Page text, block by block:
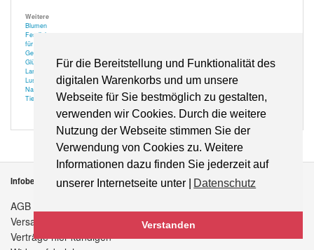
Für die Bereitstellung und Funktionalität des
digitalen Warenkorbs und um unsere
Webseite für Sie bestmöglich zu gestalten,
verwenden wir Cookies. Durch die weitere
Nutzung der Webseite stimmen Sie der
Verwendung von Cookies zu. Weitere
Informationen dazu finden Sie jederzeit auf
unserer Internetseite unter |
Datenschutz
Verstanden
Weitere
Blumen
Festlich
für Optiker
Gehör
Glücksbringer
Landschaft
Lustiges
Natur
Tiere
Infobereich
AGB
Versandkosten
Verträge hier kündigen